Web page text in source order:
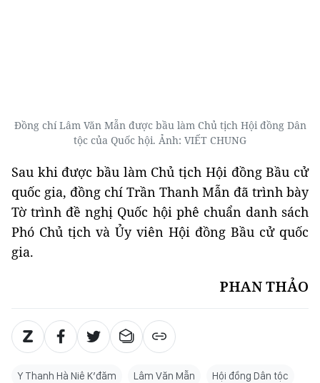
Đồng chí Lâm Văn Mẫn được bầu làm Chủ tịch Hội đồng Dân
tộc của Quốc hội. Ảnh: VIẾT CHUNG
Sau khi được bầu làm Chủ tịch Hội đồng Bầu cử
quốc gia, đồng chí Trần Thanh Mẫn đã trình bày
Tờ trình đề nghị Quốc hội phê chuẩn danh sách
Phó Chủ tịch và Ủy viên Hội đồng Bầu cử quốc
gia.
PHAN THẢO
Y Thanh Hà Niê K’đăm Lâm Văn Mẫn Hội đồng Dân tộc